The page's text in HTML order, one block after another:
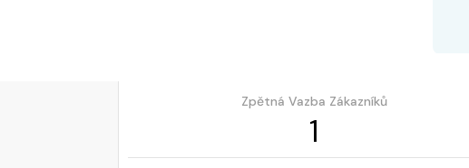
Zpětná Vazba Zákazníků
1